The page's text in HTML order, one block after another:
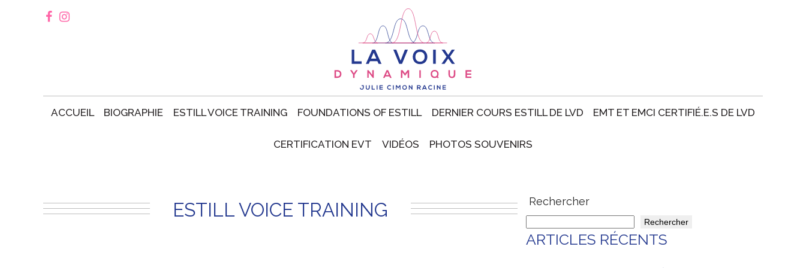
ACCUEIL BIOGRAPHIE ESTILL VOICE TRAINING FOUNDATIONS OF ESTILL DERNIER COURS ESTILL DE LVD EMT ET EMCI CERTIFIÉ.E.S DE LVD
CERTIFICATION EVT VIDÉOS PHOTOS SOUVENIRS
ESTILL VOICE TRAINING Rechercher
Rechercher
ARTICLES RÉCENTS